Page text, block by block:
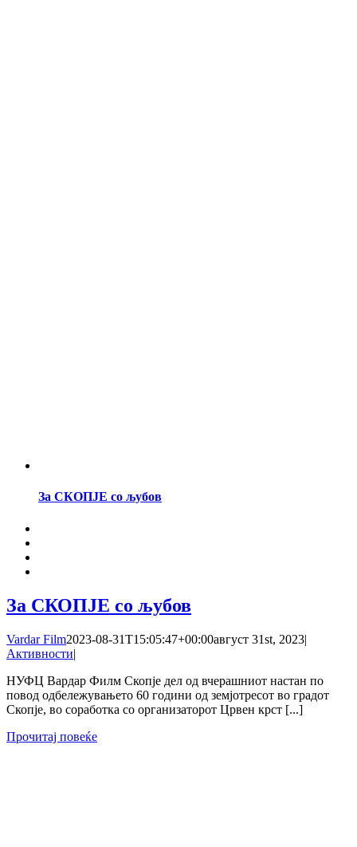
За СКОПЈЕ со љубов
За СКОПЈЕ со љубов
Vardar Film2023-08-31T15:05:47+00:00август 31st, 2023|
Активности|
НУФЦ Вардар Филм Скопје дел од вчерашниот настан по
повод одбележувањето 60 години од земјотресот во градот
Скопје, во соработка со организаторот Црвен крст [...]
Прочитај повеќе